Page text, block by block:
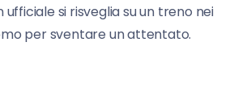
ufficiale si risveglia su un treno nei
per sventare un attentato.